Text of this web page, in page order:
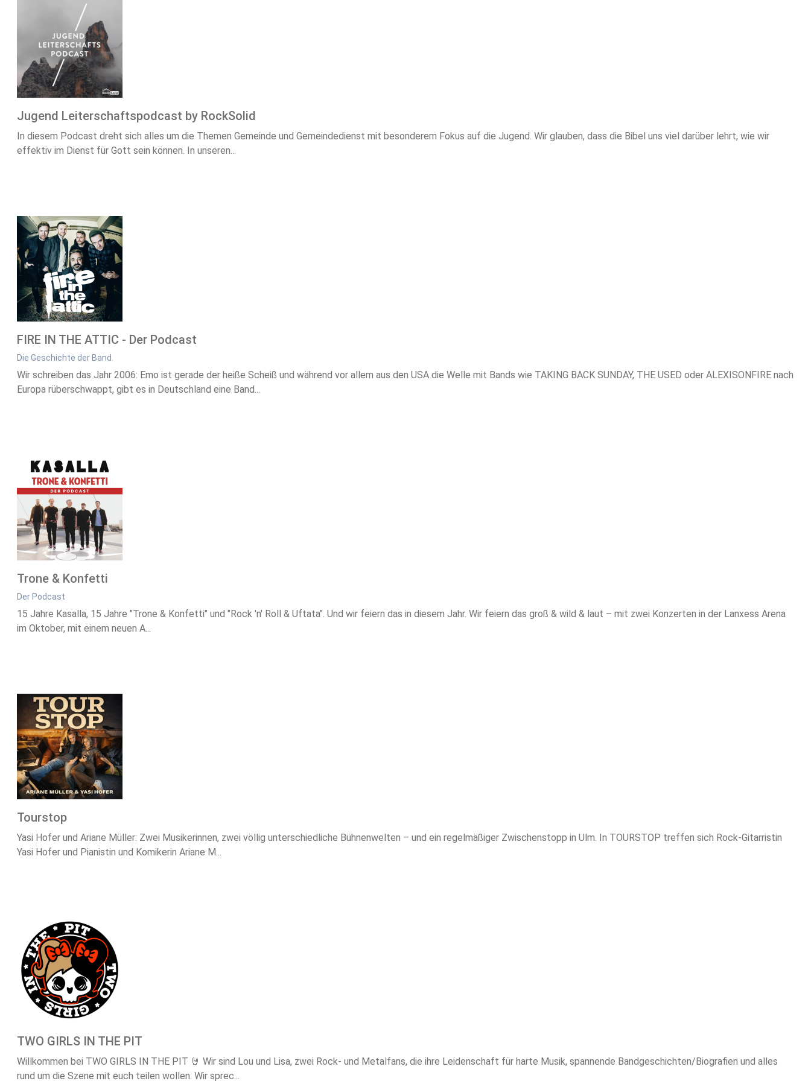
Jugend Leiterschaftspodcast by RockSolid
In diesem Podcast dreht sich alles um die Themen Gemeinde und Gemeindedienst mit besonderem Fokus auf die Jugend. Wir glauben, dass die Bibel uns viel darüber lehrt, wie wir
effektiv im Dienst für Gott sein können. In unseren...
FIRE IN THE ATTIC - Der Podcast
Die Geschichte der Band.
Wir schreiben das Jahr 2006: Emo ist gerade der heiße Scheiß und während vor allem aus den USA die Welle mit Bands wie TAKING BACK SUNDAY, THE USED oder ALEXISONFIRE nach
Europa rüberschwappt, gibt es in Deutschland eine Band...
Trone & Konfetti
Der Podcast
15 Jahre Kasalla, 15 Jahre "Trone & Konfetti" und "Rock 'n' Roll & Uftata". Und wir feiern das in diesem Jahr. Wir feiern das groß & wild & laut – mit zwei Konzerten in der Lanxess Arena
im Oktober, mit einem neuen A...
Tourstop
Yasi Hofer und Ariane Müller: Zwei Musikerinnen, zwei völlig unterschiedliche Bühnenwelten – und ein regelmäßiger Zwischenstopp in Ulm. In TOURSTOP treffen sich Rock-Gitarristin
Yasi Hofer und Pianistin und Komikerin Ariane M...
TWO GIRLS IN THE PIT
Willkommen bei TWO GIRLS IN THE PIT 🤘 Wir sind Lou und Lisa, zwei Rock- und Metalfans, die ihre Leidenschaft für harte Musik, spannende Bandgeschichten/Biografien und alles
rund um die Szene mit euch teilen wollen. Wir sprec...